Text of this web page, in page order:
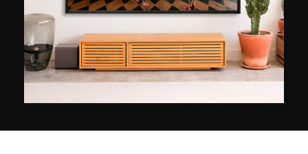
encantado: “La tecnología digital me permite
explorar nuevas dimensiones en la creación de
imágenes”, explica, “me da más libertad en mi
trabajo. " De hecho, sus fotografías suelen
mezclar realidad e imaginación. Siempre con